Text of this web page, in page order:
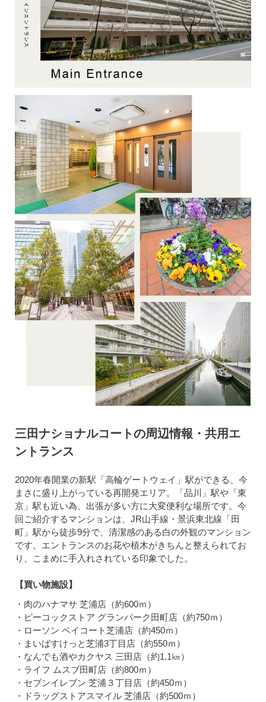
三田ナショナルコートの周辺情報・共用エ
ントランス
2020年春開業の新駅「高輪ゲートウェイ」駅ができる、今
まさに盛り上がっている再開発エリア。「品川」駅や「東
京」駅も近い為、出張が多い方に大変便利な場所です。今
回ご紹介するマンションは、JR山手線・景浜東北線「田
町」駅から徒歩9分で、清潔感のある白の外観のマンション
です。エントランスのお花や植木がきちんと整えられてお
り、こまめに手入れされている印象でした。
【買い物施設】
・肉のハナマサ 芝浦店（約600ｍ）
・ピーコックストア グランパーク田町店（約750ｍ）
・ローソン ベイコート芝浦店（約450ｍ）
・まいばすけっと芝浦3丁目店（約550ｍ）
・なんでも酒やカクヤス 三田店（約1.1㎞）
・ライフ ムスブ田町店（約800ｍ）
・セブンイレブン 芝浦３丁目店（約450ｍ）
・ドラッグストアスマイル 芝浦店（約500ｍ）